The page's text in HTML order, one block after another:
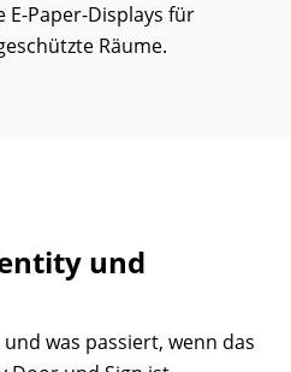
Paper-Displays für
Räume.
und
was passiert, wenn das